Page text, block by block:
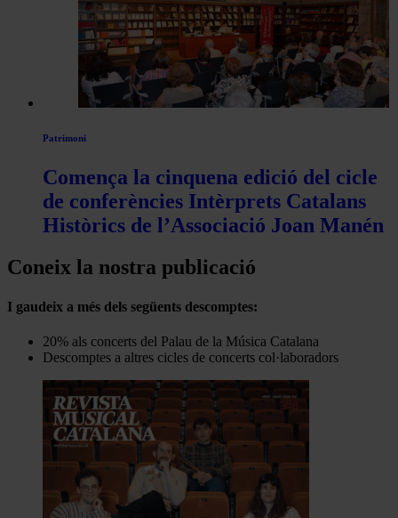
Patrimoni
Comença la cinquena edició del cicle
de conferències Intèrprets Catalans
Històrics de l’Associació Joan Manén
Coneix la nostra publicació
I gaudeix a més dels següents descomptes:
20% als concerts del Palau de la Música Catalana
Descomptes a altres cicles de concerts col·laboradors